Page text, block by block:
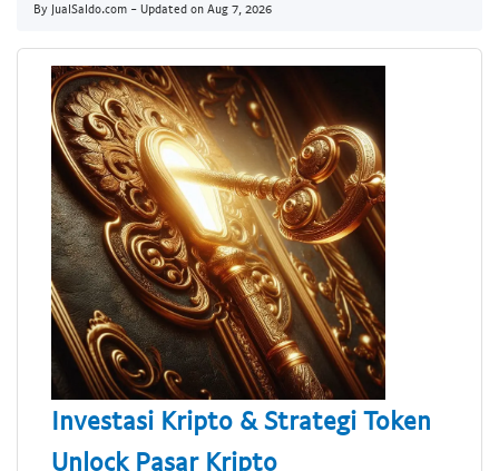
By JualSaldo.com - Updated on Aug 7, 2026
Investasi Kripto & Strategi Token
Unlock Pasar Kripto